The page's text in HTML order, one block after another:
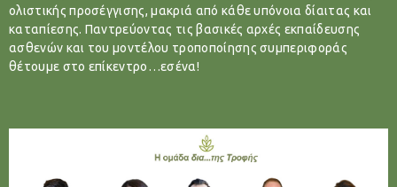
ολιστικής προσέγγισης, μακριά από κάθε υπόνοια δίαιτας και
καταπίεσης. Παντρεύοντας τις βασικές αρχές εκπαίδευσης
ασθενών και του μοντέλου τροποποίησης συμπεριφοράς
θέτουμε στο επίκεντρο…εσένα!